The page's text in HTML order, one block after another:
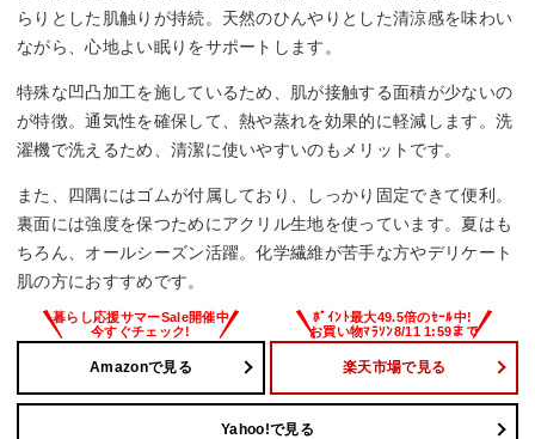
らりとした肌触りが持続。天然のひんやりとした清涼感を味わい
ながら、心地よい眠りをサポートします。
特殊な凹凸加工を施しているため、肌が接触する面積が少ないの
が特徴。通気性を確保して、熱や蒸れを効果的に軽減します。洗
濯機で洗えるため、清潔に使いやすいのもメリットです。
また、四隅にはゴムが付属しており、しっかり固定できて便利。
裏面には強度を保つためにアクリル生地を使っています。夏はも
ちろん、オールシーズン活躍。化学繊維が苦手な方やデリケート
肌の方におすすめです。
Amazonで見る 楽天市場で見る
Yahoo!で見る